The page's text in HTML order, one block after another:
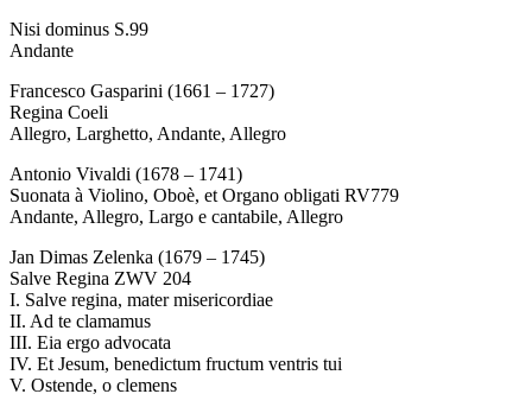
Nisi dominus S.99
Andante
Francesco Gasparini (1661 – 1727)
Regina Coeli
Allegro, Larghetto, Andante, Allegro
Antonio Vivaldi (1678 – 1741)
Suonata à Violino, Oboè, et Organo obligati RV779
Andante, Allegro, Largo e cantabile, Allegro
Jan Dimas Zelenka (1679 – 1745)
Salve Regina ZWV 204
I. Salve regina, mater misericordiae
II. Ad te clamamus
III. Eia ergo advocata
IV. Et Jesum, benedictum fructum ventris tui
V. Ostende, o clemens